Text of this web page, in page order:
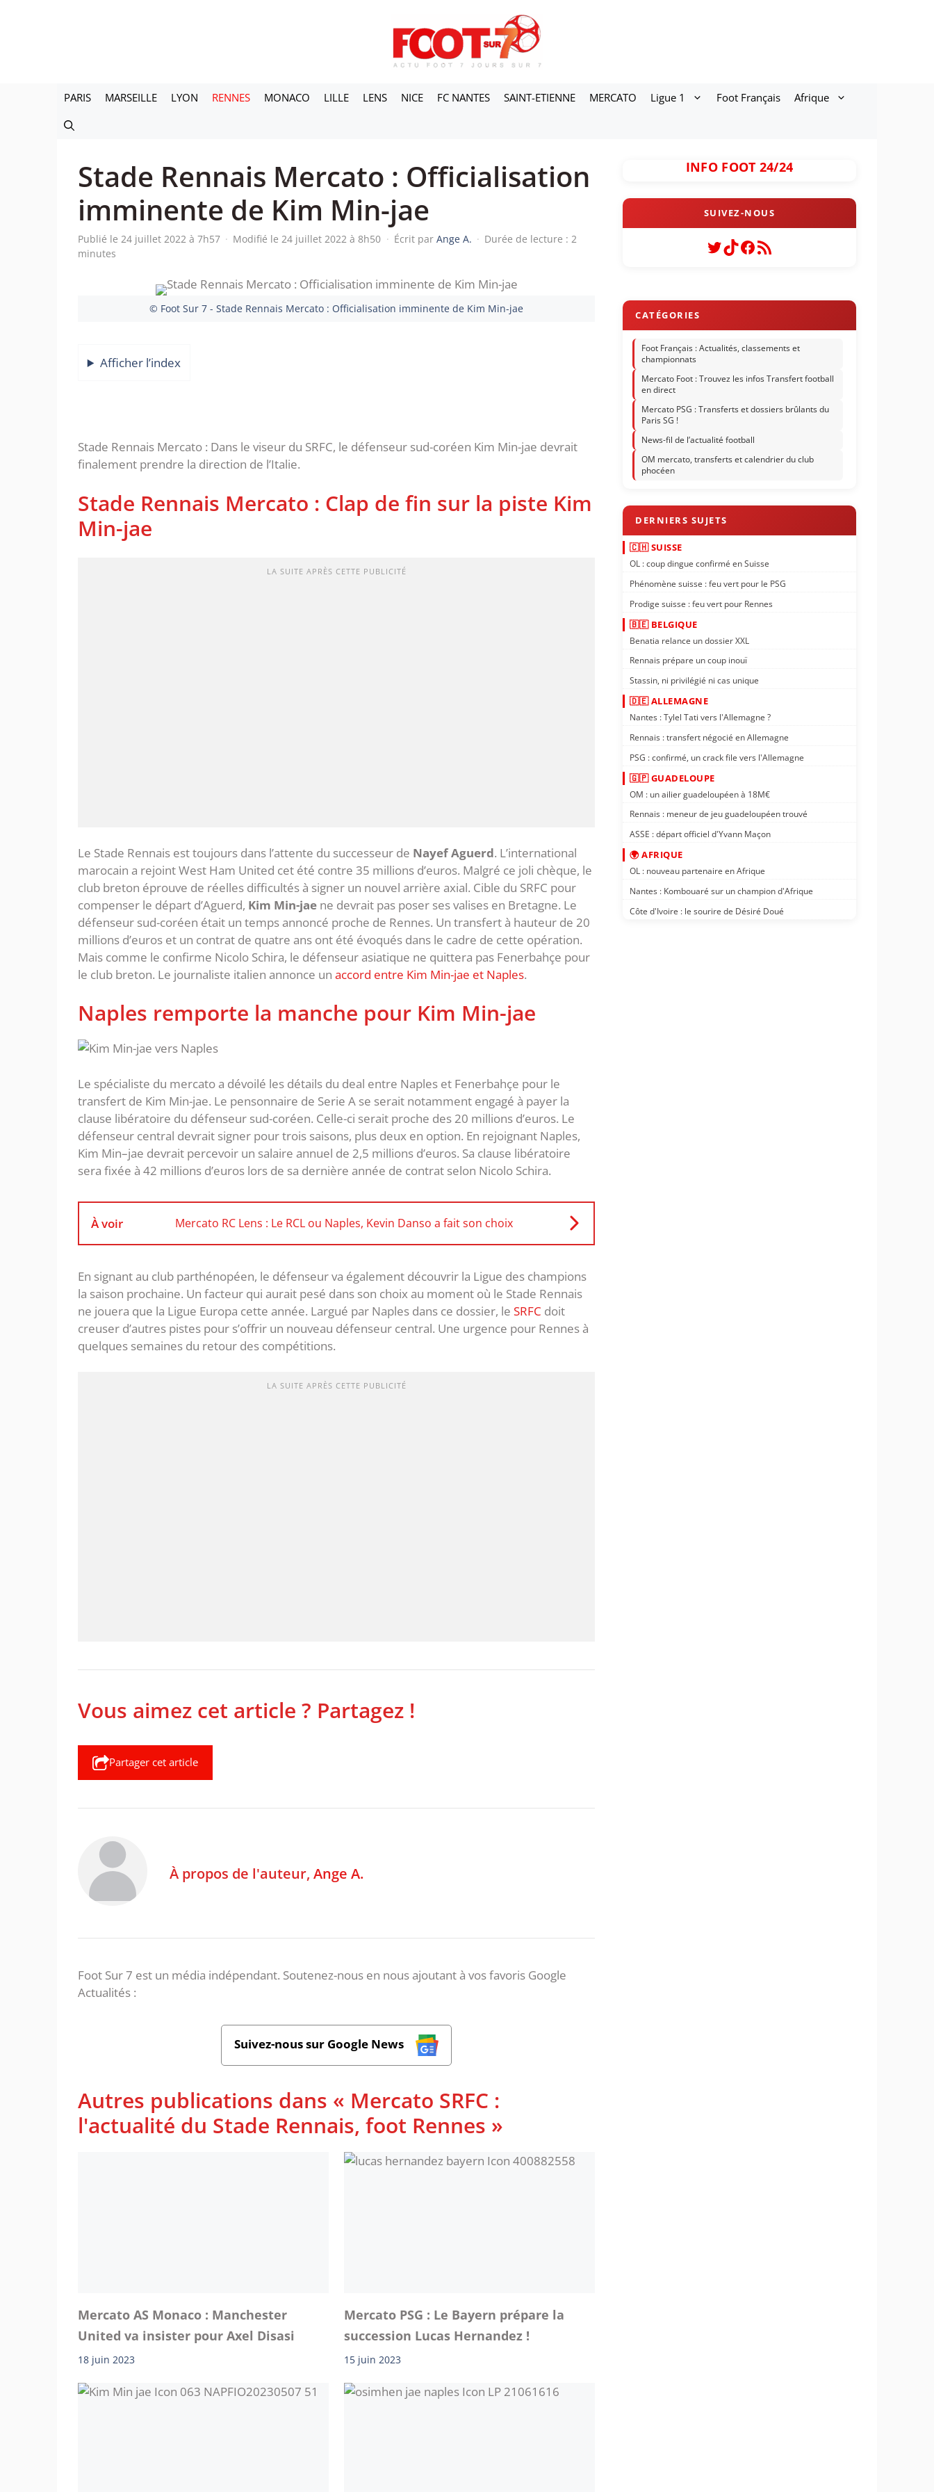
PARIS MARSEILLE LYON RENNES MONACO LILLE LENS NICE FC NANTES SAINT-ETIENNE MERCATO Ligue 1 Foot Français Afrique
Stade Rennais Mercato : Officialisation
imminente de Kim Min-jae
Publié le 24 juillet 2022 à 7h57 · Modifié le 24 juillet 2022 à 8h50 · Écrit par Ange A. · Durée de lecture : 2
minutes
© Foot Sur 7 - Stade Rennais Mercato : Officialisation imminente de Kim Min-jae
Afficher l’index
Stade Rennais Mercato : Dans le viseur du SRFC, le défenseur sud-coréen Kim Min-jae devrait
finalement prendre la direction de l’Italie.
Stade Rennais Mercato : Clap de fin sur la piste Kim
Min-jae
LA SUITE APRÈS CETTE PUBLICITÉ
Le Stade Rennais est toujours dans l’attente du successeur de Nayef Aguerd. L’international
marocain a rejoint West Ham United cet été contre 35 millions d’euros. Malgré ce joli chèque, le
club breton éprouve de réelles difficultés à signer un nouvel arrière axial. Cible du SRFC pour
compenser le départ d’Aguerd, Kim Min-jae ne devrait pas poser ses valises en Bretagne. Le
défenseur sud-coréen était un temps annoncé proche de Rennes. Un transfert à hauteur de 20
millions d’euros et un contrat de quatre ans ont été évoqués dans le cadre de cette opération.
Mais comme le confirme Nicolo Schira, le défenseur asiatique ne quittera pas Fenerbahçe pour
le club breton. Le journaliste italien annonce un accord entre Kim Min-jae et Naples.
Naples remporte la manche pour Kim Min-jae
Le spécialiste du mercato a dévoilé les détails du deal entre Naples et Fenerbahçe pour le
transfert de Kim Min-jae. Le pensonnaire de Serie A se serait notamment engagé à payer la
clause libératoire du défenseur sud-coréen. Celle-ci serait proche des 20 millions d’euros. Le
défenseur central devrait signer pour trois saisons, plus deux en option. En rejoignant Naples,
Kim Min–jae devrait percevoir un salaire annuel de 2,5 millions d’euros. Sa clause libératoire
sera fixée à 42 millions d’euros lors de sa dernière année de contrat selon Nicolo Schira.
À voir Mercato RC Lens : Le RCL ou Naples, Kevin Danso a fait son choix
En signant au club parthénopéen, le défenseur va également découvrir la Ligue des champions
la saison prochaine. Un facteur qui aurait pesé dans son choix au moment où le Stade Rennais
ne jouera que la Ligue Europa cette année. Largué par Naples dans ce dossier, le SRFC doit
creuser d’autres pistes pour s’offrir un nouveau défenseur central. Une urgence pour Rennes à
quelques semaines du retour des compétitions.
LA SUITE APRÈS CETTE PUBLICITÉ
Vous aimez cet article ? Partagez !
Partager cet article
À propos de l'auteur, Ange A.
Foot Sur 7 est un média indépendant. Soutenez-nous en nous ajoutant à vos favoris Google
Actualités :
Suivez-nous sur Google News
Autres publications dans « Mercato SRFC :
l'actualité du Stade Rennais, foot Rennes »
Mercato AS Monaco : Manchester
United va insister pour Axel Disasi
18 juin 2023
Mercato PSG : Le Bayern prépare la
succession Lucas Hernandez !
15 juin 2023
INFO FOOT 24/24
Twitter
TikTok
Facebook
Flux RSS
Foot Français : Actualités, classements et
championnats
Mercato Foot : Trouvez les infos Transfert football
en direct
Mercato PSG : Transferts et dossiers brûlants du
Paris SG !
News-fil de l’actualité football
OM mercato, transferts et calendrier du club
phocéen
🇨🇭 SUISSE
OL : coup dingue confirmé en Suisse
Phénomène suisse : feu vert pour le PSG
Prodige suisse : feu vert pour Rennes
🇧🇪 BELGIQUE
Benatia relance un dossier XXL
Rennais prépare un coup inouï
Stassin, ni privilégié ni cas unique
🇩🇪 ALLEMAGNE
Nantes : Tylel Tati vers l'Allemagne ?
Rennais : transfert négocié en Allemagne
PSG : confirmé, un crack file vers l'Allemagne
🇬🇵 GUADELOUPE
OM : un ailier guadeloupéen à 18M€
Rennais : meneur de jeu guadeloupéen trouvé
ASSE : départ officiel d'Yvann Maçon
🌍 AFRIQUE
OL : nouveau partenaire en Afrique
Nantes : Kombouaré sur un champion d'Afrique
Côte d'Ivoire : le sourire de Désiré Doué